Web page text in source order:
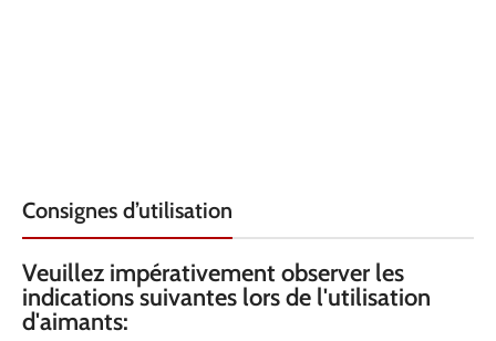
Consignes d’utilisation
Veuillez impérativement observer les
indications suivantes lors de l'utilisation
d'aimants: